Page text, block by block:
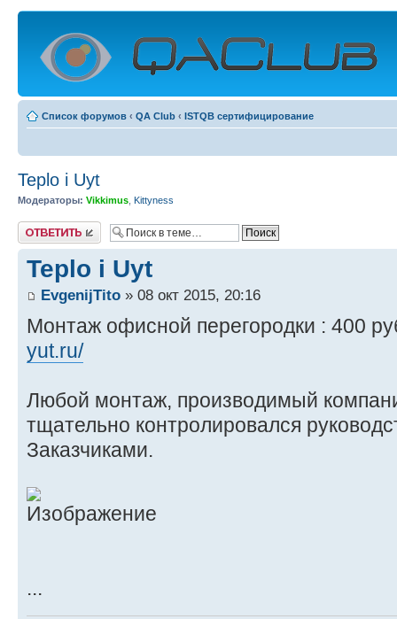
Список форумов ‹ QA Club ‹ ISTQB сертифицирование
Teplo i Uyt
Модераторы: Vikkimus Kittyness
Ответить
Teplo i Uyt
EvgenijTito » 08 окт 2015, 20:16
Монтаж офисной перегородки : 400
yut.ru/
Любой монтаж, производимый
тщательно контролировался
Заказчиками.
...